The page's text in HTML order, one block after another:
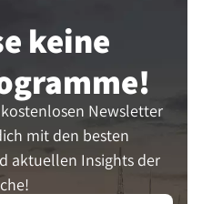
keine
Newsletter
mit den besten
aktuellen Insights der